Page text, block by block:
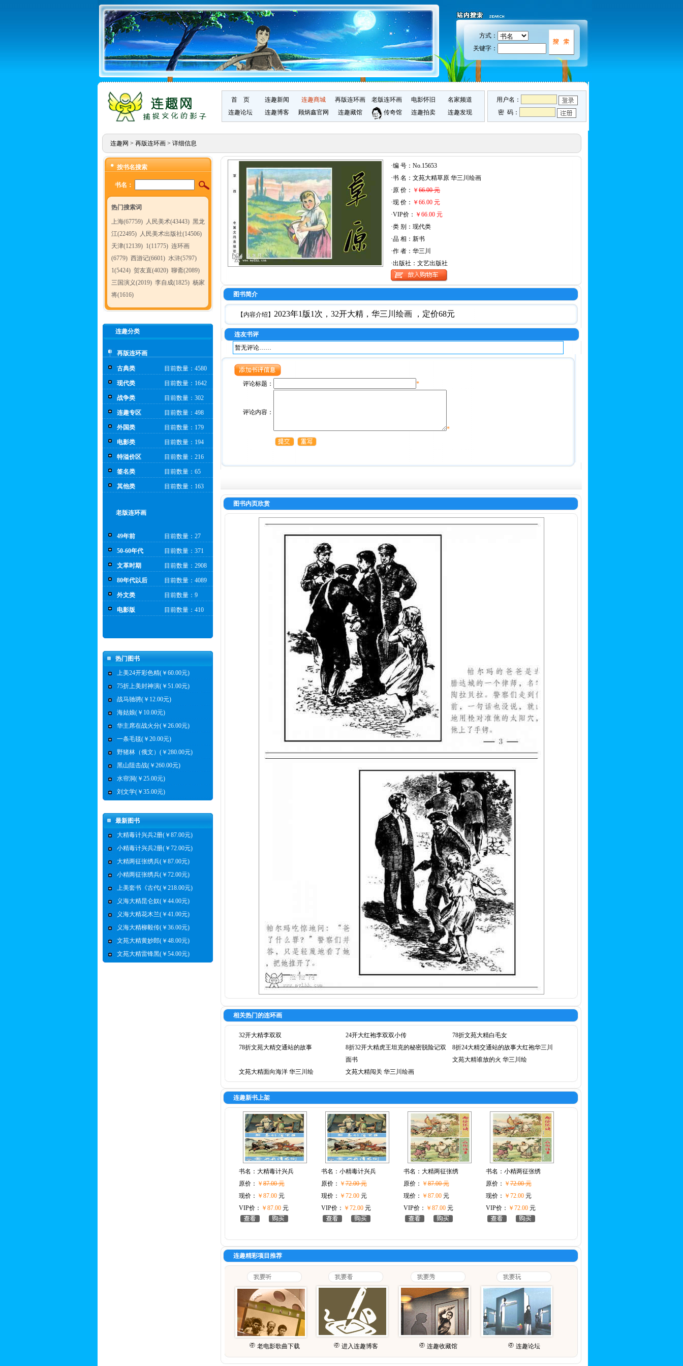
方式：
关键字：
首 页 连趣新闻 连趣商城 再版连环画 老版连环画 电影怀旧
名家频道
连趣论坛
连趣博客 顾炳鑫官网 连趣藏馆 传奇馆 连趣拍卖 连趣发现
用户名：
密 码：
连趣网 > 再版连环画> 详细信息
按书名搜索
书名：
热门搜索词
上海(67759) 人民美术(43443) 黑龙
江(22495) 人民美术出版社(14506)
天津(12139) 1(11775) 连环画
(6779) 西游记(6601) 水浒(5797)
1(5424) 贺友直(4020) 聊斋(2089)
三国演义(2019) 李自成(1825) 杨家
将(1616)
连趣分类
再版连环画
古典类 目前数量：4580
现代类 目前数量：1642
战争类 目前数量：302
连趣专区 目前数量：498
外国类 目前数量：179
电影类 目前数量：194
特溢价区 目前数量：216
签名类 目前数量：65
其他类 目前数量：163
老版连环画
49年前 目前数量：27
50-60年代 目前数量：371
文革时期 目前数量：2908
80年代以后 目前数量：4089
外文类 目前数量：9
电影版 目前数量：410
热门图书
上美24开彩色精(￥60.00元)
75折上美封神演(￥51.00元)
战马驰骋(￥12.00元)
海姑娘(￥10.00元)
华主席在战火分(￥26.00元)
一条毛毯(￥20.00元)
野猪林（俄文）(￥280.00元)
黑山阻击战(￥260.00元)
水帘洞(￥25.00元)
刘文学(￥35.00元)
最新图书
大精毒计兴兵2册(￥87.00元)
小精毒计兴兵2册(￥72.00元)
大精两征张绣兵(￥87.00元)
小精两征张绣兵(￥72.00元)
上美套书《古代(￥218.00元)
义海大精昆仑奴(￥44.00元)
义海大精花木兰(￥41.00元)
义海大精柳毅传(￥36.00元)
文苑大精黄妙郎(￥48.00元)
文苑大精雷锋黑(￥54.00元)
·编 号：No.15653
·书 名：文苑大精草原 华三川绘画
·原 价： ￥ 66.00 元
·现 价： ￥66.00 元
·VIP价： ￥66.00 元
·类 别：现代类
·品 相：新书
·作 者：华三川
·出版社：文艺出版社
图书简介
【内容介绍】 2023年1版1次，32开大精，华三川绘画 ，定价68元
连友书评
暂无评论……
评论标题： *
评论内容：
*
图书内页欣赏
相关热门的连环画
32开大精李双双 24开大红袍李双双小传
78折文苑大精白毛女
78折文苑大精交通站的故事
8折32开大精虎王坦克的秘密脱险记双
面书
8折24大精交通站的故事大红袍华三川
文苑大精谁放的火 华三川绘
文苑大精面向海洋 华三川绘
文苑大精闯关 华三川绘画
连趣新书上架
书名： 大精毒计兴兵
原价： ￥87.00 元
现价： ￥87.00元
VIP价： ￥87.00元
书名： 小精毒计兴兵
原价： ￥72.00 元
现价： ￥72.00元
VIP价： ￥72.00元
书名： 大精两征张绣
原价： ￥87.00 元
现价： ￥87.00元
VIP价： ￥87.00元
书名： 小精两征张绣
原价： ￥72.00 元
现价： ￥72.00元
VIP价： ￥72.00元
连趣精彩项目推荐
老电影歌曲下载 进入连趣博客 连趣收藏馆 连趣论坛